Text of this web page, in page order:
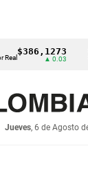
▲ 0.03
SMMLV
Salario
Jueves, 6 de Agosto